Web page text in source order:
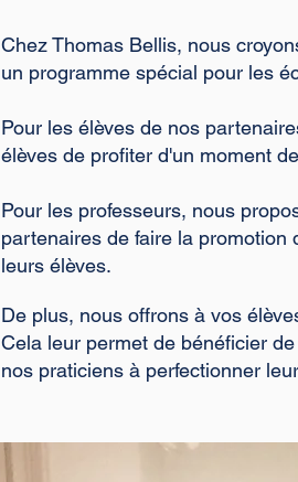
Chez Thomas Bellis, nous
un programme spécial pour les
Pour les élèves de nos
élèves de profiter d'un moment
Pour les professeurs, nous
partenaires de faire la
leurs élèves.
De plus, nous offrons à vos
Cela leur permet de bénéficier
nos praticiens à perfectionner